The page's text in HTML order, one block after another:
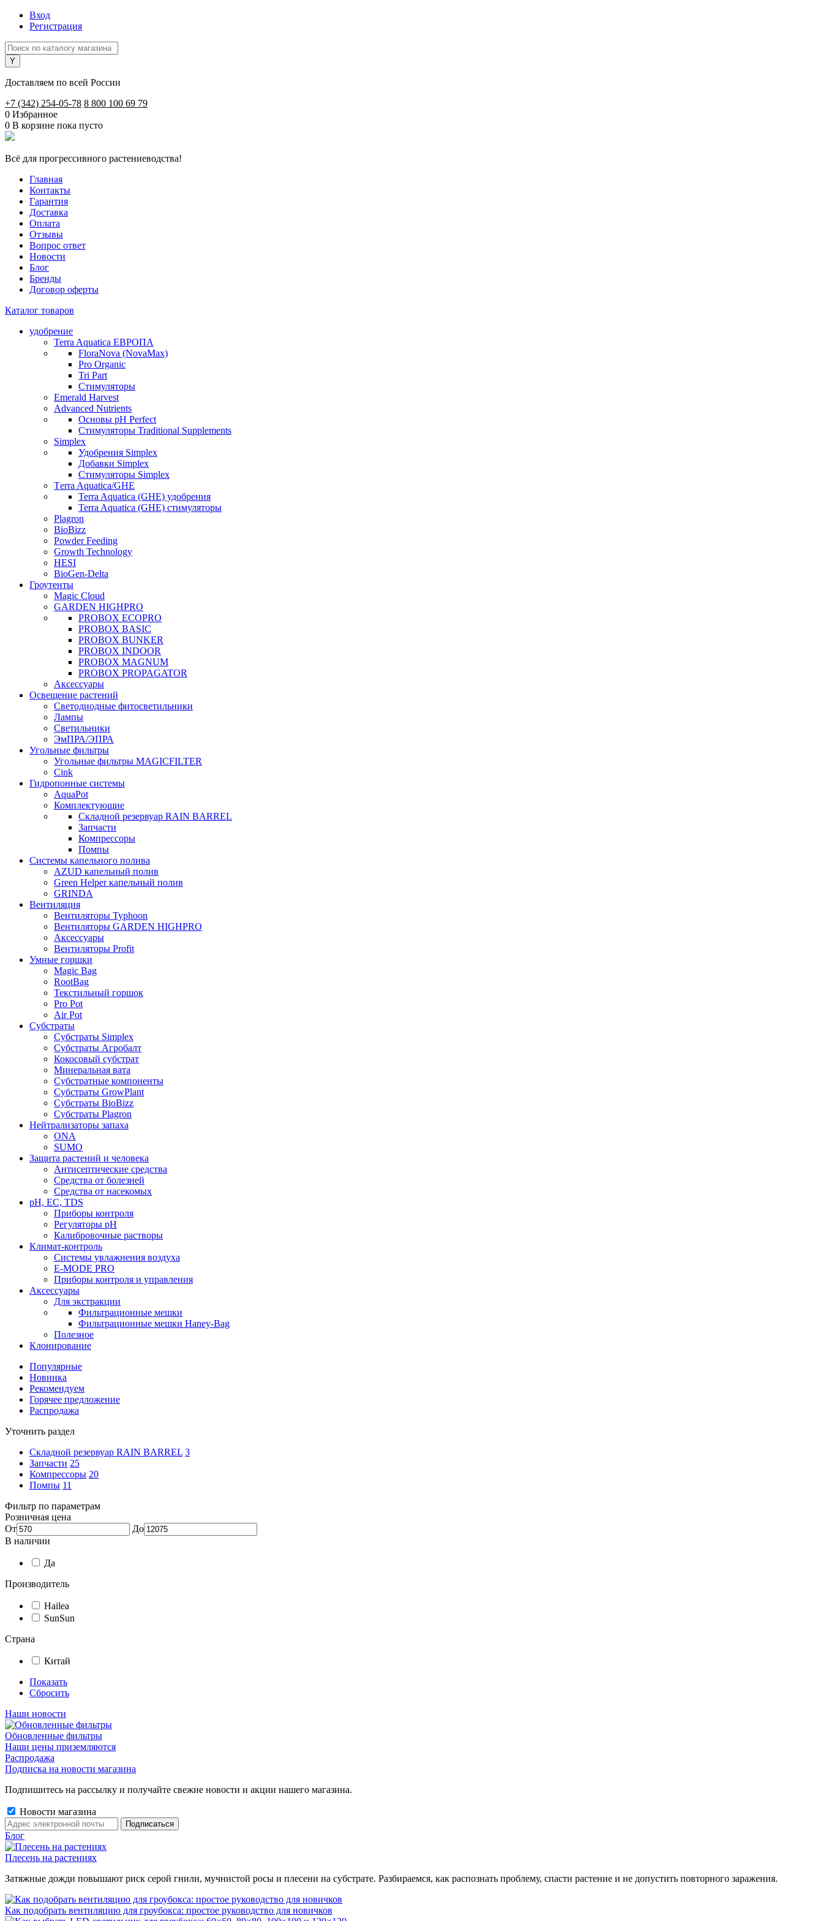
Вход
Регистрация
Доставляем по всей России
+7 (342) 254-05-78 8 800 100 69 79
0 Избранное
0 В корзине пока пусто
Всё для прогрессивного растениеводства!
Главная
Контакты
Гарантия
Доставка
Оплата
Отзывы
Вопрос ответ
Новости
Блог
Бренды
Договор оферты
Каталог товаров
удобрение
Terra Aquatica ЕВРОПА
FloraNova (NovaMax)
Pro Organic
Tri Part
Стимуляторы
Emerald Harvest
Advanced Nutrients
Основы pH Perfect
Стимуляторы Traditional Supplements
Simplex
Удобрения Simplex
Добавки Simplex
Стимуляторы Simplex
Тerra Aquatica/GHE
Terra Aquatica (GHE) удобрения
Terra Aquatica (GHE) стимуляторы
Plagron
BioBizz
Powder Feeding
Growth Technology
HESI
BioGen-Delta
Гроутенты
Magic Cloud
GARDEN HIGHPRO
PROBOX ECOPRO
PROBOX BASIC
PROBOX BUNKER
PROBOX INDOOR
PROBOX MAGNUM
PROBOX PROPAGATOR
Аксессуары
Освещение растений
Светодиодные фитосветильники
Лампы
Светильники
ЭмПРА/ЭПРА
Угольные фильтры
Угольные фильтры MAGICFILTER
Cink
Гидропонные системы
AquaPot
Комплектующие
Складной резервуар RAIN BARREL
Запчасти
Компрессоры
Помпы
Системы капельного полива
AZUD капельный полив
Green Helper капельный полив
GRINDA
Вентиляция
Вентиляторы Typhoon
Вентиляторы GARDEN HIGHPRO
Аксессуары
Вентиляторы Profit
Умные горшки
Magic Bag
RootBag
Текстильный горшок
Pro Pot
Air Pot
Субстраты
Субстраты Simplex
Субстраты Агробалт
Кокосовый субстрат
Минеральная вата
Субстратные компоненты
Субстраты GrowPlant
Субстраты BioBizz
Субстраты Plagron
Нейтрализаторы запаха
ONA
SUMO
Защита растений и человека
Антисептические средства
Средства от болезней
Средства от насекомых
pH, EC, TDS
Приборы контроля
Регуляторы pH
Калибровочные растворы
Климат-контроль
Системы увлажнения воздуха
E-MODE PRO
Приборы контроля и управления
Аксессуары
Для экстракции
Фильтрационные мешки
Фильтрационные мешки Haney-Bag
Полезное
Клонирование
Популярные
Новинка
Рекомендуем
Горячее предложение
Распродажа
Уточнить раздел
Складной резервуар RAIN BARREL 3
Запчасти 25
Компрессоры 20
Помпы 11
Фильтр по параметрам
Розничная цена
От
До
В наличии
Да
Производитель
Hailea
SunSun
Страна
Китай
Показать
Сбросить
Наши новости
Обновленные фильтры
Наши цены приземляются
Распродажа
Подписка на новости магазина
Подпишитесь на рассылку и получайте свежие новости и акции нашего магазина.
Новости магазина
Блог
Плесень на растениях
Затяжные дожди повышают риск серой гнили, мучнистой росы и плесени на субстрате. Разбираемся, как распознать проблему, спасти растение и не допустить повторного заражения.
Как подобрать вентиляцию для гроубокса: простое руководство для новичков